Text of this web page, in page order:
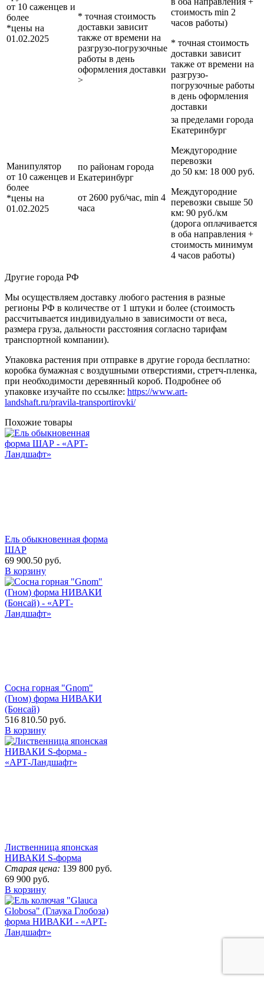
от 10 саженцев и
более
*цены на
01.02.2025
* точная стоимость
доставки зависит
также от времени на
разгрузо-погрузочные
работы в день
оформления доставки
>
стоимость min 2
часов работы)
* точная стоимость
доставки зависит
также от времени на
разгрузо-
погрузочные работы
в день оформления
доставки
Манипулятор
от 10 саженцев и
более
*цены на
01.02.2025
по районам города
Екатеринбург
от 2600 руб/час, min 4
часа
за пределами города
Екатеринбург
Междугородние
перевозки
до 50 км: 18 000 руб.
Междугородние
перевозки свыше 50
км: 90 руб./км
(дорога оплачивается
в оба направления +
стоимость минимум
4 часов работы)
Другие города РФ
Мы осуществляем доставку любого растения в разные
регионы РФ в количестве от 1 штуки и более (стоимость
рассчитывается индивидуально в зависимости от веса,
размера груза, дальности расстояния согласно тарифам
транспортной компании).
Упаковка растения при отправке в другие города бесплатно:
коробка бумажная с воздушными отверстиями, стретч-пленка,
при необходимости деревянный короб. Подробнее об
упаковке изучайте по ссылке: https://www.art-
landshaft.ru/pravila-transportirovki/
Похожие товары
Ель обыкновенная форма
ШАР
69 900.50 руб.
В корзину
Сосна горная "Gnom"
(Гном) форма НИВАКИ
(Бонсай)
516 810.50 руб.
В корзину
Лиственница японская
НИВАКИ S-форма
Старая цена: 139 800 руб.
69 900 руб.
В корзину